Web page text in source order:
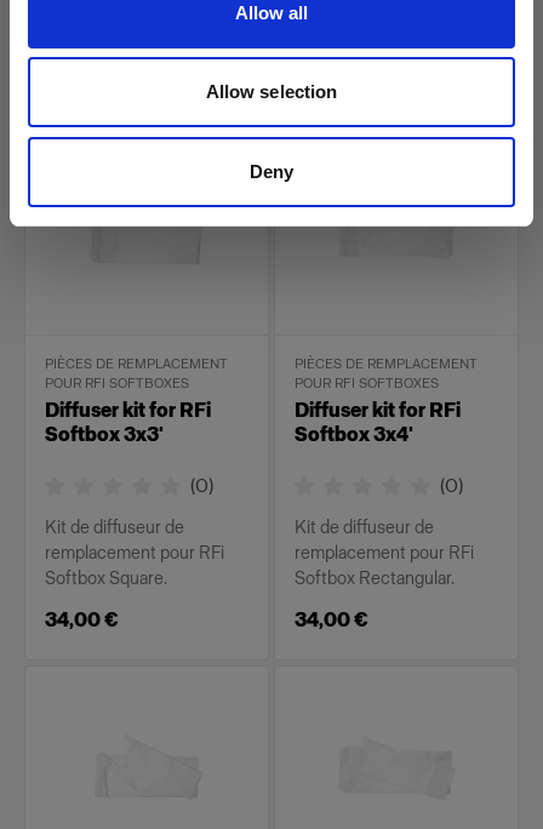
Allow all
Allow selection
Deny
remplacement pour RFi
34,00 €
PIÈCES DE REMPLACEMENT
POUR RFI SOFTBOXES
Diffuser kit for RFi
Softbox 3x3'
(0)
Kit de diffuseur de
remplacement pour RFi
Softbox Square.
34,00 €
PIÈCES DE REMPLACEMENT
POUR RFI SOFTBOXES
Diffuser kit for RFi
Softbox 3x4'
(0)
Kit de diffuseur de
remplacement pour RFi
Softbox Rectangular.
34,00 €